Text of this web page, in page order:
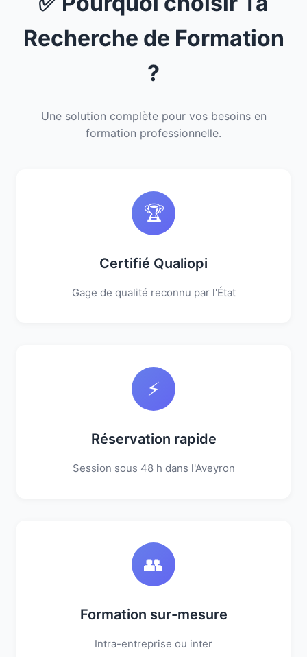
Recherche de Formation
?
Une solution complète pour vos besoins en
formation professionnelle.
🏆
Certifié Qualiopi
Gage de qualité reconnu par l'État
⚡
Réservation rapide
Session sous 48 h dans l'Aveyron
👥
Formation sur-mesure
Intra-entreprise ou inter